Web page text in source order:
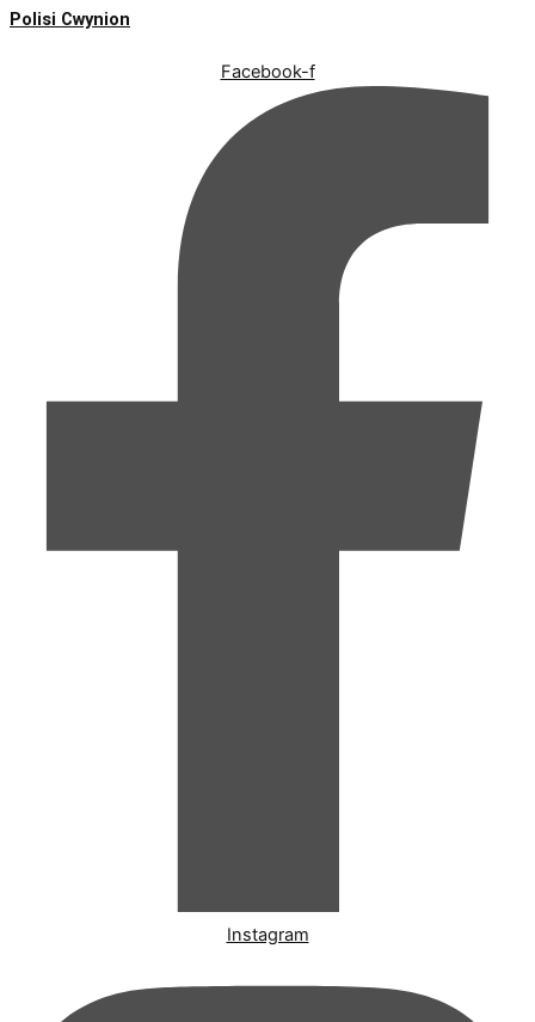
Polisi Cwynion
Facebook-f
Instagram